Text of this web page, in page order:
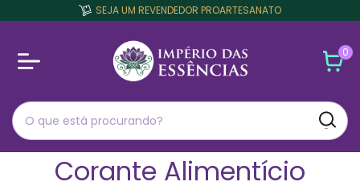
SEJA UM REVENDEDOR PROARTESANATO
0
Corante Alimentício